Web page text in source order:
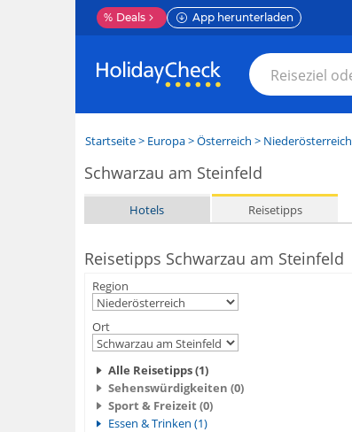
% Deals App herunterladen
Startseite> Europa>Österreich > Niederösterreich
Schwarzau am Steinfeld
Hotels Reisetipps
Reisetipps Schwarzau am Steinfeld
Region
Ort
Alle Reisetipps (1)
Sehenswürdigkeiten (0)
Sport & Freizeit (0)
Essen & Trinken (1)